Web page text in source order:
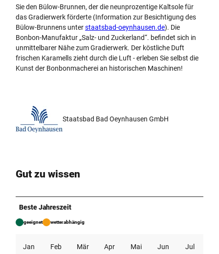
Sie den Bülow-Brunnen, der die neunprozentige Kaltsole für
das Gradierwerk förderte (Information zur Besichtigung des
Bülow-Brunnens unterstaatsbad-oeynhausen.de). Die
Bonbon-Manufaktur „Salz- und Zuckerland“. befindet sich in
unmittelbarer Nähe zum Gradierwerk. Der köstliche Duft
frischen Karamells zieht durch die Luft - erleben Sie selbst die
Kunst der Bonbonmacherei an historischen Maschinen!
Staatsbad Bad Oeynhausen GmbH
Gut zu wissen
Beste Jahreszeit
geeignet wetterabhängig
Jan Feb Mär Apr Mai Jun Jul